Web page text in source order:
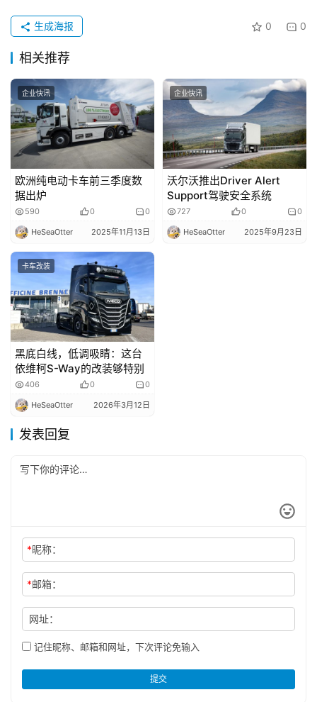
专
题
社
区
0 0
生成海报
相关推荐
企业快讯
欧洲纯电动卡车前三季度数
据出炉
590 0 0
HeSeaOtter 2025年11月13日
企业快讯
沃尔沃推出Driver Alert
Support驾驶安全系统
727 0 0
HeSeaOtter 2025年9月23日
卡车改装
黑底白线，低调吸睛：这台
依维柯S-Way的改装够特别
406 0 0
HeSeaOtter 2026年3月12日
发表回复
*昵称：
*邮箱：
网址：
记住昵称、邮箱和网址，下次评论免输入
提交